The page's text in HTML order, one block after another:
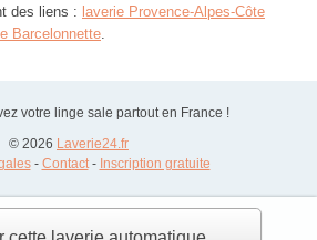
des liens : laverie Provence-Alpes-Côte
Barcelonnette.
votre linge sale partout en France !
© 2026 Laverie24.fr
- Contact- Inscription gratuite